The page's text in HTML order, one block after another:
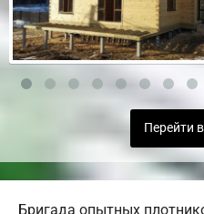
Перейти
Бригада опытных